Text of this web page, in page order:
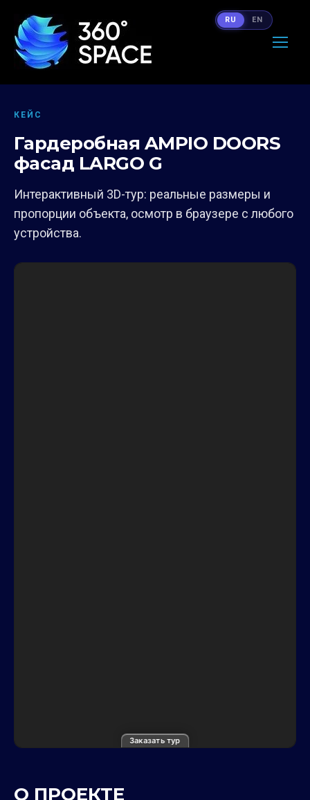
КЕЙС
Гардеробная AMPIO DOORS
фасад LARGO G
Интерактивный 3D-тур: реальные размеры и
пропорции объекта, осмотр в браузере с любого
устройства.
Заказать тур
О ПРОЕКТЕ
RU EN